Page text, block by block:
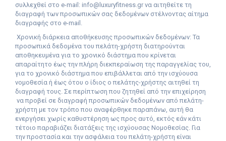
συλλεχθεί στο e-mail: info@luxuryfitness.gr να αιτηθείτε τη
διαγραφή των προσωπικών σας δεδομένων στέλνοντας αίτημα
διαγραφής στο e-mail.
Χρονική διάρκεια αποθήκευσης προσωπικών δεδομένων: Τα
προσωπικά δεδομένα του πελάτη-χρήστη διατηρούνται
αποθηκευμένα για το χρονικό διάστημα που κρίνεται
απαραίτητο έως την πλήρη διεκπεραίωση της παραγγελίας του,
για το χρονικό διάστημα που επιβάλλεται από την ισχύουσα
νομοθεσία ή έως ότου ο ίδιος ο πελάτης-χρήστης αιτηθεί τη
διαγραφή τους. Σε περίπτωση που ζητηθεί από την επιχείρηση
να προβεί σε διαγραφή προσωπικών δεδομένων από πελάτη-
χρήστη με τον τρόπο που αναφέρθηκε παραπάνω, αυτή θα
ενεργήσει χωρίς καθυστέρηση ως προς αυτό, εκτός εάν κάτι
τέτοιο παραβιάζει διατάξεις της ισχύουσας Νομοθεσίας. Για
την προστασία και την ασφάλεια του πελάτη-χρήστη είναι